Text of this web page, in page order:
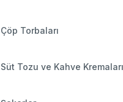
Çöp Torbaları
Süt Tozu ve Kahve Kremaları